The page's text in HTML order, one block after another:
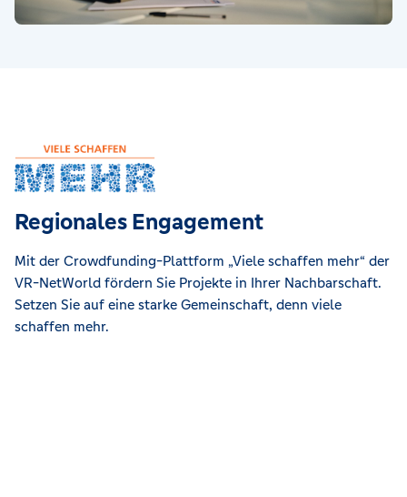
Regionales Engagement
Mit der Crowdfunding-Plattform „Viele schaffen mehr“ der
VR-NetWorld fördern Sie Projekte in Ihrer Nachbarschaft.
Setzen Sie auf eine starke Gemeinschaft, denn viele
schaffen mehr.